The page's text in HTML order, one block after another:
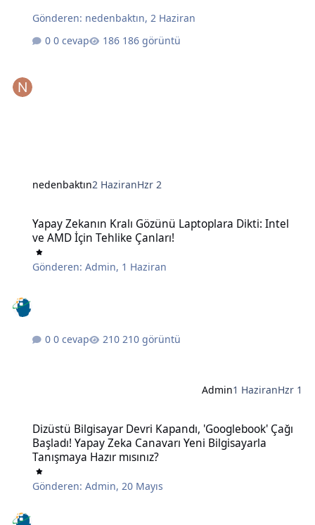
Gönderen: nedenbaktın,2 Haziran
0 cevap
186 görüntü
nedenbaktın2 HaziranHzr 2
Yapay Zekanın Kralı Gözünü Laptoplara Dikti: Intel
ve AMD İçin Tehlike Çanları!
Gönderen:Admin, 1 Haziran
0 cevap 210 görüntü
Admin1 HaziranHzr 1
Dizüstü Bilgisayar Devri Kapandı, 'Googlebook' Çağı
Başladı! Yapay Zeka Canavarı Yeni Bilgisayarla
Tanışmaya Hazır mısınız?
Gönderen:Admin,20 Mayıs